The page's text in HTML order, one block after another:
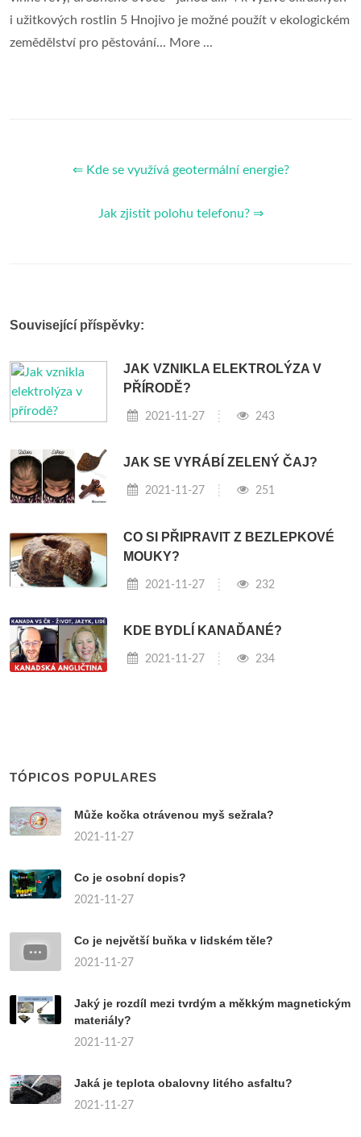
i užitkových rostlin 5 Hnojivo je možné použít v ekologickém
zemědělství pro pěstování... More ...
⇐ Kde se využívá geotermální energie?
Jak zjistit polohu telefonu? ⇒
Související příspěvky:
JAK VZNIKLA ELEKTROLÝZA V
PŘÍRODĚ?
2021-11-27 243
JAK SE VYRÁBÍ ZELENÝ ČAJ?
2021-11-27 251
CO SI PŘIPRAVIT Z BEZLEPKOVÉ
MOUKY?
2021-11-27 232
KDE BYDLÍ KANAĎANÉ?
2021-11-27 234
TÓPICOS POPULARES
Může kočka otrávenou myš sežrala?
2021-11-27
Co je osobní dopis?
2021-11-27
Co je největší buňka v lidském těle?
2021-11-27
Jaký je rozdíl mezi tvrdým a měkkým magnetickým
materiály?
2021-11-27
Jaká je teplota obalovny litého asfaltu?
2021-11-27